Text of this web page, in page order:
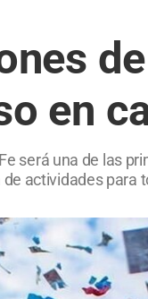
en
será una de las
actividades para